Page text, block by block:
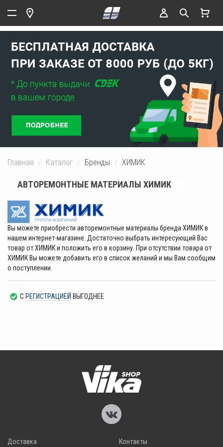
Главная Каталог Бренды ХИМИК
АВТОРЕМОНТНЫЕ МАТЕРИАЛЫ ХИМИК
Вы можете приобрести авторемонтные материалы бренда ХИМИК в
нашем интернет-магазине. Достаточно выбрать интересующий Вас
товар от ХИМИК и положить его в корзину. При отсутствии товара от
ХИМИК Вы можете добавить его в список желаний и мы Вам сообщим
о поступлении.
С РЕГИСТРАЦИЕЙ ВЫГОДНЕЕ
Доставка Контакты